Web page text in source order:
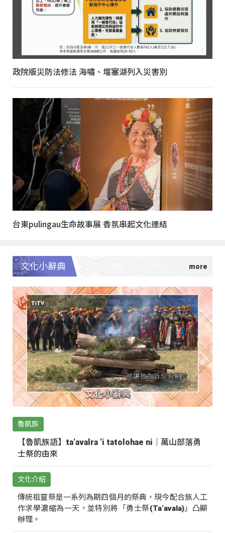
政院版災防法修法 海嘯、堰塞湖列入災害別
台東pulingau生命故事展 香氛串起文化連結
文化小辭典
魯凱族
【魯凱族語】ta‘avalra ‘i tatolohae ni｜萬山部落勇
士祭的由來
文化介紹
傳統祖靈祭是一系列為期四個月的祭典，現今配合族人工
作求學濃縮為一天，並特別將「勇士祭(Ta‘avala)」凸顯
辦理。